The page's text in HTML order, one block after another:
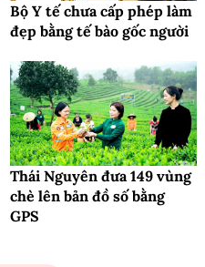
Bộ Y tế chưa cấp phép làm
đẹp bằng tế bào gốc người
Thái Nguyên đưa 149 vùng
chè lên bản đồ số bằng
GPS